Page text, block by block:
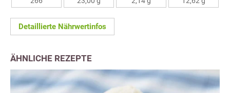
Detaillierte Nährwertinfos
ÄHNLICHE REZEPTE